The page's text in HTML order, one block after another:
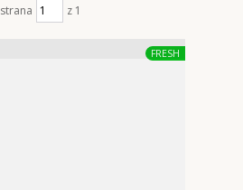
strana
z 1
FRESH